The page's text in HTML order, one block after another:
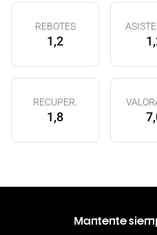
REBOTES
1,2
RECUPER.
1,8
Mantente